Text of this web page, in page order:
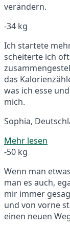
verändern.
-34 kg
Ich startete
scheiterte ich
das
was ich esse
mich.
Sophia,
Mehr lesen
-50 kg
Wenn man
man es auch,
mir immer
und von vorne
einen neuen